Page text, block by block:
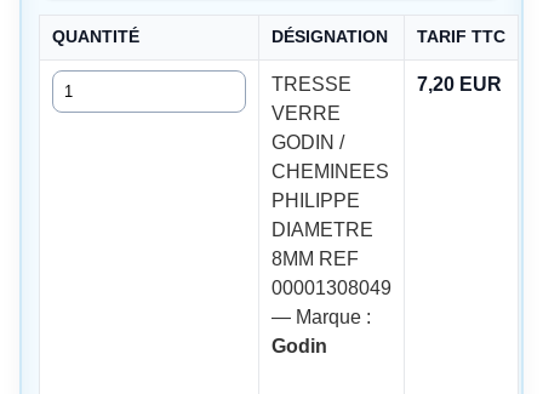
QUANTITÉ DÉSIGNATION TARIF TTC
Quantité
TRESSE
VERRE
GODIN /
CHEMINEES
PHILIPPE
DIAMETRE
8MM REF
00001308049
— Marque :
Godin
7,20 EUR